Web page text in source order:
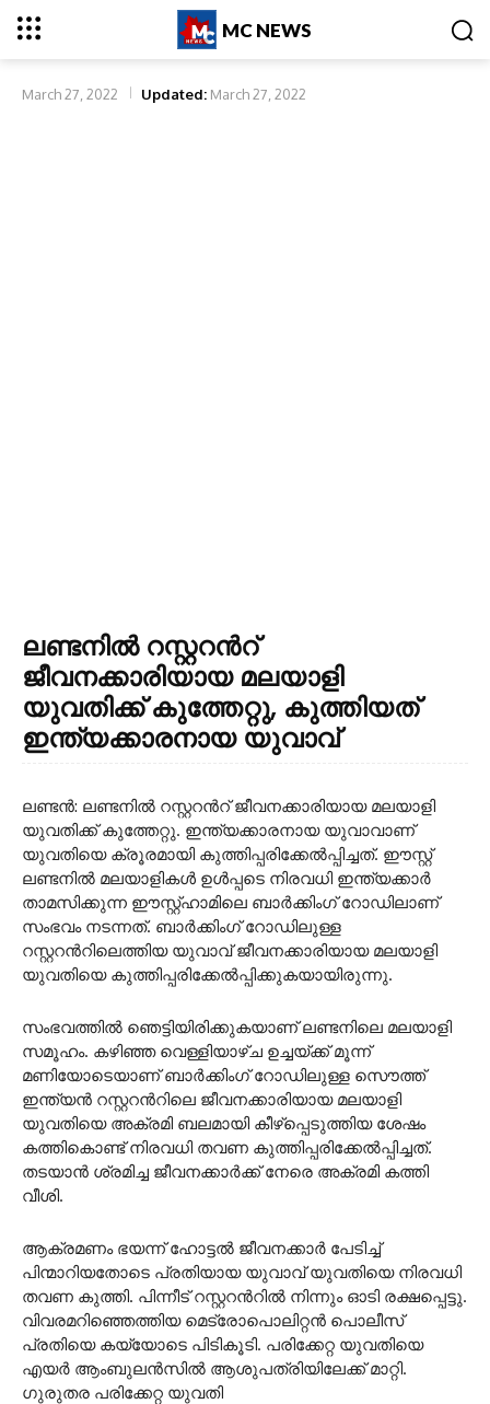
MC NEWS
March 27, 2022 Updated: March 27, 2022
ലണ്ടനില്‍ റസ്റ്ററന്‍റ്
ജീവനക്കാരിയായ മലയാളി
യുവതിക്ക് കുത്തേറ്റു, കുത്തിയത്
ഇന്ത്യക്കാരനായ യുവാവ്
ലണ്ടന്‍: ലണ്ടനില്‍ റസ്റ്ററന്‍റ് ജീവനക്കാരിയായ മലയാളി
യുവതിക്ക് കുത്തേറ്റു. ഇന്ത്യക്കാരനായ യുവാവാണ്
യുവതിയെ ക്രൂരമായി കുത്തിപ്പരിക്കേല്‍പ്പിച്ചത്. ഈസ്റ്റ്
ലണ്ടനില്‍ മലയാളികള്‍ ഉള്‍പ്പടെ നിരവധി ഇന്ത്യക്കാര്‍
താമസിക്കുന്ന ഈസ്റ്റ്ഹാമിലെ ബാര്‍ക്കിംഗ് റോഡിലാണ്
സംഭവം നടന്നത്. ബാര്‍ക്കിംഗ് റോഡിലുള്ള
റസ്റ്ററന്‍റിലെത്തിയ യുവാവ് ജീവനക്കാരിയായ മലയാളി
യുവതിയെ കുത്തിപ്പരിക്കേല്‍പ്പിക്കുകയായിരുന്നു.
സംഭവത്തില്‍ ഞെട്ടിയിരിക്കുകയാണ് ലണ്ടനിലെ മലയാളി
സമൂഹം. കഴിഞ്ഞ വെള്ളിയാഴ്ച ഉച്ചയ്ക്ക് മൂന്ന്
മണിയോടെയാണ് ബാര്‍ക്കിംഗ് റോഡിലുള്ള സൌത്ത്
ഇന്ത്യന്‍ റസ്റ്ററന്‍റിലെ ജീവനക്കാരിയായ മലയാളി
യുവതിയെ അക്രമി ബലമായി കീഴ്പ്പെടുത്തിയ ശേഷം
കത്തികൊണ്ട് നിരവധി തവണ കുത്തിപ്പരിക്കേല്‍പ്പിച്ചത്.
തടയാന്‍ ശ്രമിച്ച ജീവനക്കാര്‍ക്ക് നേരെ അക്രമി കത്തി
വീശി.
ആക്രമണം ഭയന്ന് ഹോട്ടല്‍ ജീവനക്കാര്‍ പേടിച്ച്
പിന്മാറിയതോടെ പ്രതിയായ യുവാവ് യുവതിയെ നിരവധി
തവണ കുത്തി. പിന്നീട് റസ്റ്ററന്‍റില്‍ നിന്നും ഓടി രക്ഷപ്പെട്ടു.
വിവരമറിഞ്ഞെത്തിയ മെട്രോപൊലിറ്റന്‍ പൊലീസ്
പ്രതിയെ കയ്യോടെ പിടികൂടി. പരിക്കേറ്റ യുവതിയെ
എയര്‍ ആംബുലന്‍സില്‍ ആശുപത്രിയിലേക്ക് മാറ്റി.
ഗുരുതര പരിക്കേറ്റ യുവതി